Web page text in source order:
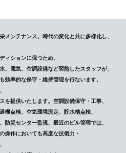
メンテナンス。時代の変化と共に多様化し、
ィションに保つため、
、電気、空調設備など習熟したスタッフが、
効率的な保守・維持管理を行ないます。
を提供いたします。空調設備保守・工事、
機点検、空気環境測定、貯水槽点検、
防災センター監視、最近のビル管理では、
操作においても高度な技術力・